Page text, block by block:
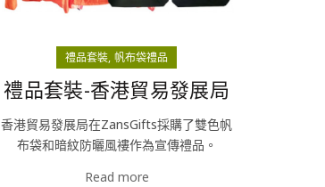
禮品套裝 帆布袋禮品
禮品套裝-香港貿易發展局
香港貿易發展局在ZansGifts採購了雙色帆
布袋和暗紋防曬風褸作為宣傳禮品。
Read more